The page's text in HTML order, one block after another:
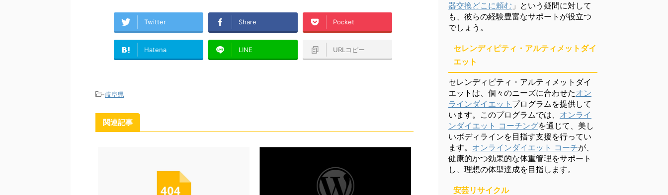
Twitter Share Pocket
Hatena LINE URLコピー
-岐阜県
関連記事
器交換どこに頼む 」という疑問に対して
も、彼らの経験豊富なサポートが役立つ
でしょう。
セレンディピティ・アルティメットダイ
エット
セレンディピティ・アルティメットダイ
エットは、個々のニーズに合わせたオン
ラインダイエット プログラムを提供して
います。このプログラムでは、 オンライ
ンダイエット コーチングを通じて、美し
いボディラインを目指す支援を行ってい
ます。 オンラインダイエット コーチが、
健康的かつ効果的な体重管理をサポート
し、理想の体型達成を目指します。
安芸リサイクル